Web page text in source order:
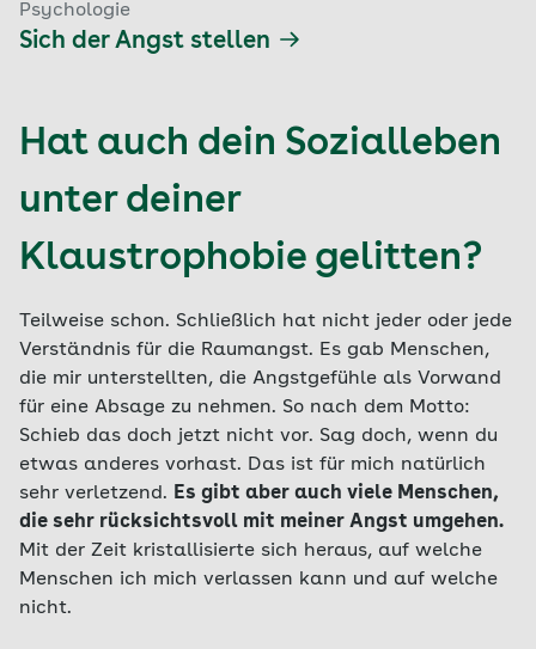
Psychologie
Sich der Angst stellen
Hat auch dein Sozialleben
unter deiner
Klaustrophobie gelitten?
Teilweise schon. Schließlich hat nicht jeder oder jede
Verständnis für die Raumangst. Es gab Menschen,
die mir unterstellten, die Angstgefühle als Vorwand
für eine Absage zu nehmen. So nach dem Motto:
Schieb das doch jetzt nicht vor. Sag doch, wenn du
etwas anderes vorhast. Das ist für mich natürlich
sehr verletzend. Es gibt aber auch viele Menschen,
die sehr rücksichtsvoll mit meiner Angst umgehen.
Mit der Zeit kristallisierte sich heraus, auf welche
Menschen ich mich verlassen kann und auf welche
nicht.